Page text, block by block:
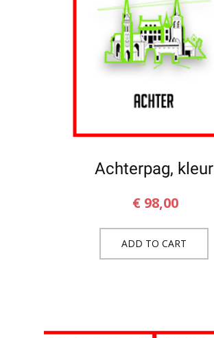
Achterpag, kleur
€98,00
ADD TO CART